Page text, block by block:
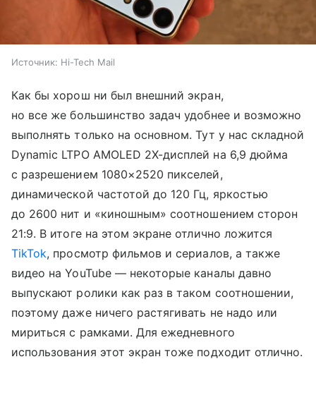
Источник: Hi-Tech Mail
Как бы хорош ни был внешний экран,
но все же большинство задач удобнее и возможно
выполнять только на основном. Тут у нас складной
Dynamic LTPO AMOLED 2X-дисплей на 6,9 дюйма
с разрешением 1080×2520 пикселей,
динамической частотой до 120 Гц, яркостью
до 2600 нит и «киношным» соотношением сторон
21:9. В итоге на этом экране отлично ложится
TikTok, просмотр фильмов и сериалов, а также
видео на YouTube — некоторые каналы давно
выпускают ролики как раз в таком соотношении,
поэтому даже ничего растягивать не надо или
мириться с рамками. Для ежедневного
использования этот экран тоже подходит отлично.